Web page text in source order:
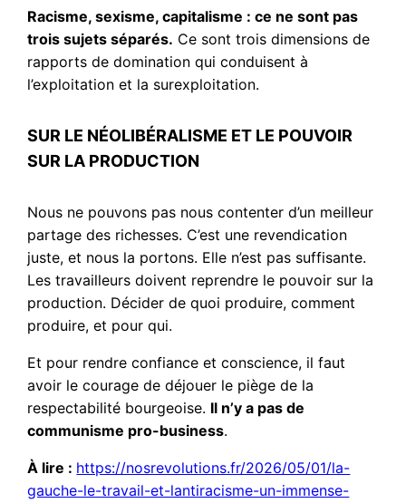
Racisme, sexisme, capitalisme : ce ne sont pas
trois sujets séparés. Ce sont trois dimensions de
rapports de domination qui conduisent à
l’exploitation et la surexploitation.
SUR LE NÉOLIBÉRALISME ET LE POUVOIR
SUR LA PRODUCTION
Nous ne pouvons pas nous contenter d’un meilleur
partage des richesses. C’est une revendication
juste, et nous la portons. Elle n’est pas suffisante.
Les travailleurs doivent reprendre le pouvoir sur la
production. Décider de quoi produire, comment
produire, et pour qui.
Et pour rendre confiance et conscience, il faut
avoir le courage de déjouer le piège de la
respectabilité bourgeoise. Il n’y a pas de
communisme pro-business.
À lire : https://nosrevolutions.fr/2026/05/01/la-
gauche-le-travail-et-lantiracisme-un-immense-